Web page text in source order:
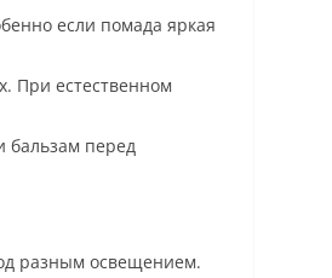
если помада яркая
При естественном
бальзам перед
разным освещением.